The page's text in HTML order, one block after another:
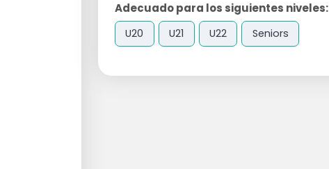
Adecuado para los siguientes niveles:
U20 U21 U22 Seniors